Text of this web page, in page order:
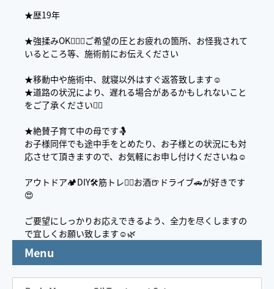
★歴19年
★強揉みOK🙆🏼‍♀️ご希望の圧とお疲れの箇所、お怪我されて
いるところ等、施術前にお伝えください
★移動中や施術中、就寝以外はすぐ返答致します☺︎
★道路の状況により、遅れる場合があるかもしれないこと
をご了承ください🙇‍♀️
★絶賛子育て中の母です🤱
お子様同伴でも途中手をとめたり、お子様との状況にも対
応させて頂きますので、お気軽にお申し付けくださいね☺️
アウトドア🏕️DIY🛠️筋トレ🏋️‍♀️お酒🍺ドライブ🚗が好きです
😍
ご要望にしっかりお応えできるよう、全力を尽くしますの
で宜しくお願い致します☺️🌿
Menu